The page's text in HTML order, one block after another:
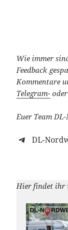
Wie immer
Feedback
Kommentare
Telegram- oder
Euer Team
DL-
Hier findet ihr